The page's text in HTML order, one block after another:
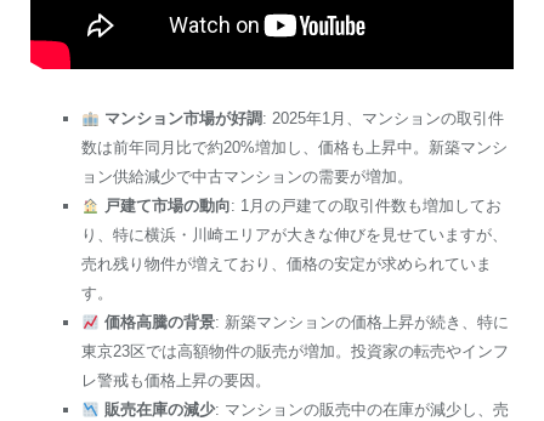
マンション市場が好調: 2025年1月、マンションの取引件
数は前年同月比で約20%増加し、価格も上昇中。新築マンシ
ョン供給減少で中古マンションの需要が増加。
戸建て市場の動向: 1月の戸建ての取引件数も増加してお
り、特に横浜・川崎エリアが大きな伸びを見せていますが、
売れ残り物件が増えており、価格の安定が求められていま
す。
価格高騰の背景: 新築マンションの価格上昇が続き、特に
東京23区では高額物件の販売が増加。投資家の転売やインフ
レ警戒も価格上昇の要因。
販売在庫の減少: マンションの販売中の在庫が減少し、売